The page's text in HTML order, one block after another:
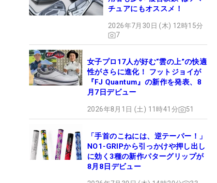
チュアにもオススメ！
2026年7月30日 (木) 12時15分
7
女子プロ17人が好む“雲の上”の快適
性がさらに進化！ フットジョイが
『FJ Quantum』の新作を発表、8
月7日デビュー
2026年8月1日 (土) 11時41分 51
「手首のこねには、逆テーパー！」
NO1-GRIPから引っかけや押し出し
に効く3種の新作パターグリップが
8月8日デビュー